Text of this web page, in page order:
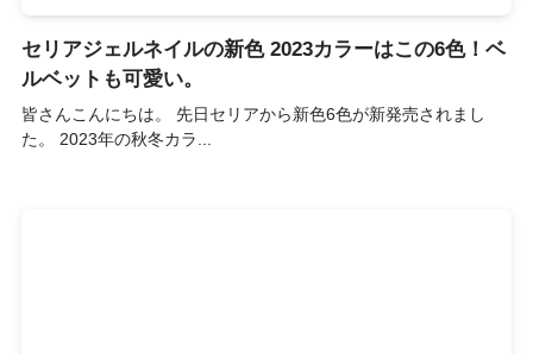
セリアジェルネイルの新色 2023カラーはこの6色！ベ
ルベットも可愛い。
皆さんこんにちは。 先日セリアから新色6色が新発売されまし
た。 2023年の秋冬カラ...